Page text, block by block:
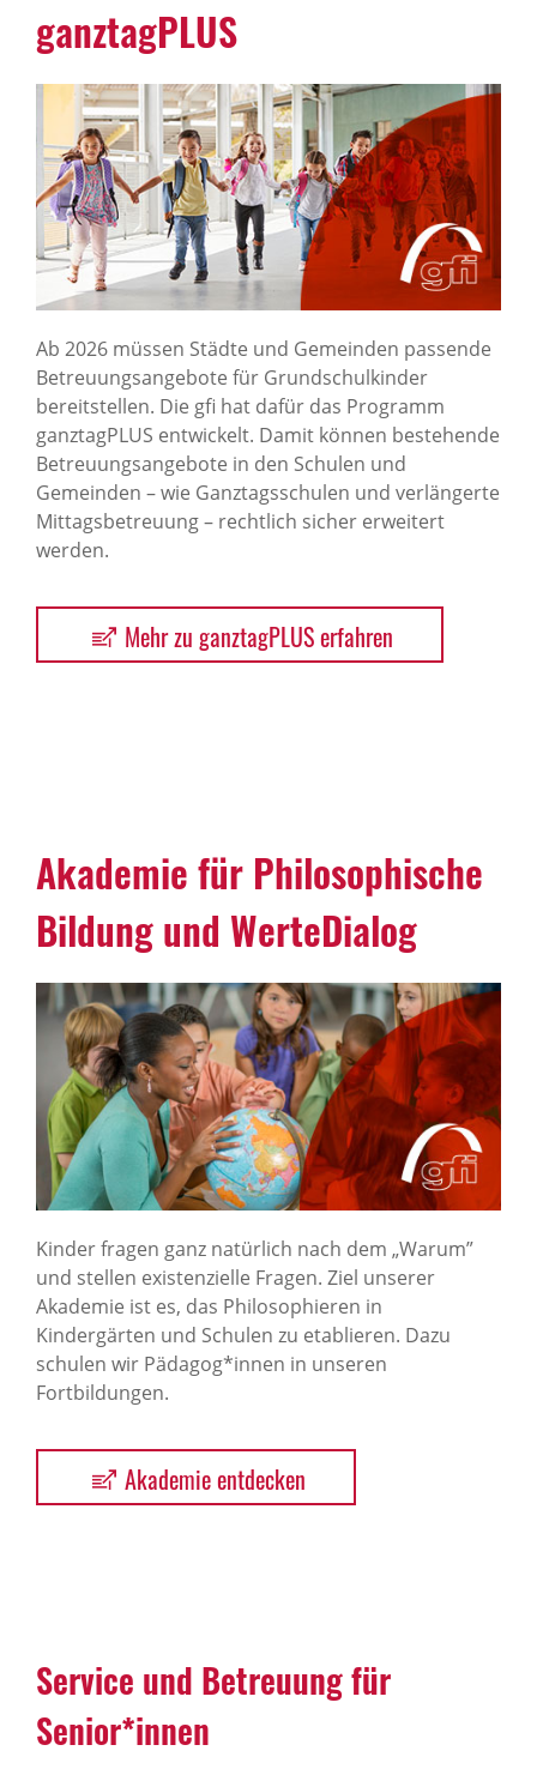
ganz­tag­PLUS
Ab 2026 müssen Städte und Gemeinden passende
Betreuungsangebote für Grundschulkinder
bereitstellen. Die gfi hat dafür das Programm
ganztagPLUS entwickelt. Damit können bestehende
Betreuungsangebote in den Schulen und
Gemeinden – wie Ganztagsschulen und verlängerte
Mittagsbetreuung – rechtlich sicher erweitert
werden.
Mehr zu ganztagPLUS erfahren
Akademie für Philo­so­phi­sche
Bildung und Werte­Dialog
Kinder fragen ganz natürlich nach dem „Warum”
und stellen existenzielle Fragen. Ziel unserer
Akademie ist es, das Philosophieren in
Kindergärten und Schulen zu etablieren. Dazu
schulen wir Pädagog*innen in unseren
Fortbildungen.
Akademie entdecken
Service und Betreuung für
Senior*innen